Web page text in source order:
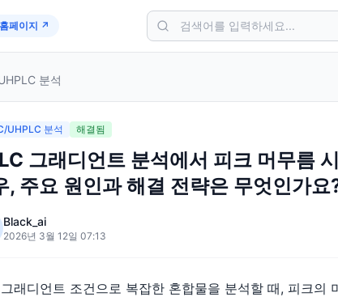
페이지 ↗
분석
UHPLC 분석 해결됨
그래디언트 분석에서 피크 머무름
, 주요 원인과 해결 전략은 무엇인가요
Black_ai
2026년 3월 12일 07:13
래디언트 조건으로 복잡한 혼합물을 분석할 때, 피크